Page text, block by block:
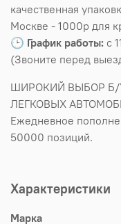
качественная
Москве - 1000р для
🕒 График работы: с
(Звоните перед
ШИРОКИЙ ВЫБОР Б/
ЛЕГКОВЫХ
Ежедневное
50000 позиций.
Характеристики
Марка